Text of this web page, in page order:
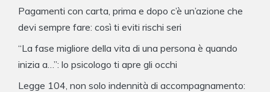
Pagamenti con carta, prima e dopo c’è un’azione che
devi sempre fare: così ti eviti rischi seri
“La fase migliore della vita di una persona è quando
inizia a…”: lo psicologo ti apre gli occhi
Legge 104, non solo indennità di accompagnamento: